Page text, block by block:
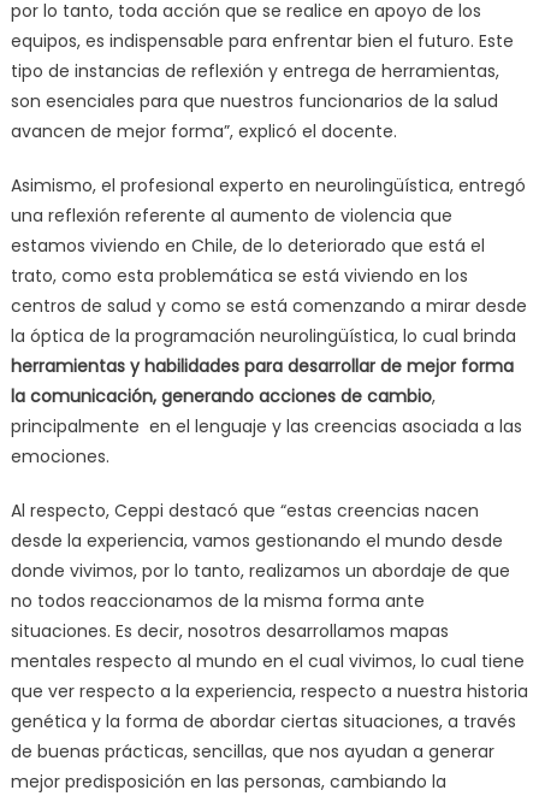
por lo tanto, toda acción que se realice en apoyo de los
equipos, es indispensable para enfrentar bien el futuro. Este
tipo de instancias de reflexión y entrega de herramientas,
son esenciales para que nuestros funcionarios de la salud
avancen de mejor forma”, explicó el docente.
Asimismo, el profesional experto en neurolingüística, entregó
una reflexión referente al aumento de violencia que
estamos viviendo en Chile, de lo deteriorado que está el
trato, como esta problemática se está viviendo en los
centros de salud y como se está comenzando a mirar desde
la óptica de la programación neurolingüística, lo cual brinda
herramientas y habilidades para desarrollar de mejor forma
la comunicación, generando acciones de cambio,
principalmente en el lenguaje y las creencias asociada a las
emociones.
Al respecto, Ceppi destacó que “estas creencias nacen
desde la experiencia, vamos gestionando el mundo desde
donde vivimos, por lo tanto, realizamos un abordaje de que
no todos reaccionamos de la misma forma ante
situaciones. Es decir, nosotros desarrollamos mapas
mentales respecto al mundo en el cual vivimos, lo cual tiene
que ver respecto a la experiencia, respecto a nuestra historia
genética y la forma de abordar ciertas situaciones, a través
de buenas prácticas, sencillas, que nos ayudan a generar
mejor predisposición en las personas, cambiando la